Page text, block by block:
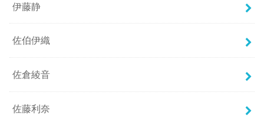
伊藤静
佐伯伊織
佐倉綾音
佐藤利奈